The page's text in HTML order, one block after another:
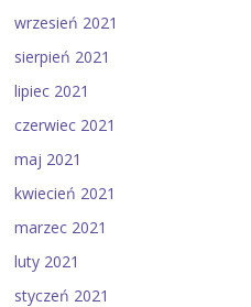
wrzesień 2021
sierpień 2021
lipiec 2021
czerwiec 2021
maj 2021
kwiecień 2021
marzec 2021
luty 2021
styczeń 2021